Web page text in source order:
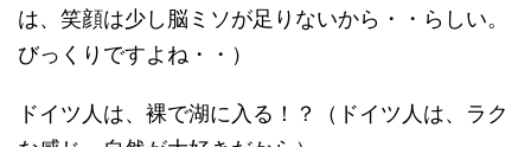
は、笑顔は少し脳ミソが足りないから・・らしい。
びっくりですよね・・）
ドイツ人は、裸で湖に入る！？（ドイツ人は、ラク